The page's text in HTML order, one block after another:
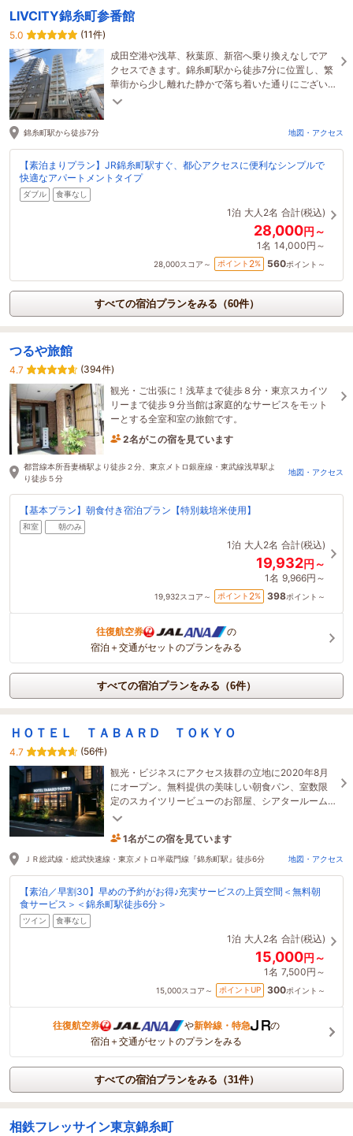
LIVCITY錦糸町参番館
5.0
(11件)
成田空港や浅草、秋葉原、新宿へ乗り換えなしでア
クセスできます。錦糸町駅から徒歩7分に位置し、繁
華街から少し離れた静かで落ち着いた通りにござい
ます。出張やご旅行中の癒しをご提供します。
錦糸町駅から徒歩7分 地図・アクセス
【素泊まりプラン】JR錦糸町駅すぐ、都心アクセスに便利なシンプルで
快適なアパートメントタイプ
ダブル 食事なし
1泊 大人2名 合計(税込)
28,000円～
1名 14,000円～
28,000スコア～ ポイント 2% 560ポイント～
すべての宿泊プランをみる（60件）
つるや旅館
4.7
(394件)
観光・ご出張に！浅草まで徒歩８分・東京スカイツ
リーまで徒歩９分当館は家庭的なサービスをモット
ーとする全室和室の旅館です。
2名がこの宿を見ています
15分前に予約されました
都営線本所吾妻橋駅より徒歩２分、東京メトロ銀座線・東武線浅草駅よ
り徒歩５分
地図・アクセス
【基本プラン】朝食付き宿泊プラン【特別栽培米使用】
和室 朝のみ
1泊 大人2名 合計(税込)
19,932円～
1名 9,966円～
19,932スコア～ ポイント 2% 398ポイント～
往復航空券
の
宿泊＋交通がセットのプランをみる
すべての宿泊プランをみる（6件）
ＨＯＴＥＬ ＴＡＢＡＲＤ ＴＯＫＹＯ
4.7
(56件)
観光・ビジネスにアクセス抜群の立地に2020年8月
にオープン。無料提供の美味しい朝食パン、室数限
定のスカイツリービューのお部屋、シアタールーム
プランなど、個性的で充実のサービスを提供！！
22時間前に予約されました
ＪＲ総武線・総武快速線・東京メトロ半蔵門線『錦糸町駅』徒歩6分 地図・アクセス
【素泊／早割30】早めの予約がお得♪充実サービスの上質空間＜無料朝
食サービス＞＜錦糸町駅徒歩6分＞
ツイン 食事なし
1泊 大人2名 合計(税込)
15,000円～
1名 7,500円～
15,000スコア～ ポイントUP 300ポイント～
往復航空券 や新幹線・特急
の
宿泊＋交通がセットのプランをみる
すべての宿泊プランをみる（31件）
相鉄フレッサイン東京錦糸町